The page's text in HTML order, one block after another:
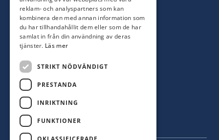
Färjestaden
0485-310 71
oland@hagblomsfarghandel.nu
Storgatan 34
386 30 Färjestaden
reklam- och analyspartners som kan
kombinera den med annan information som
du har tillhandahållit dem eller som de har
samlat in från din användning av deras
tjänster. Läs mer
STRIKT NÖDVÄNDIGT
PRESTANDA
INRIKTNING
FUNKTIONER